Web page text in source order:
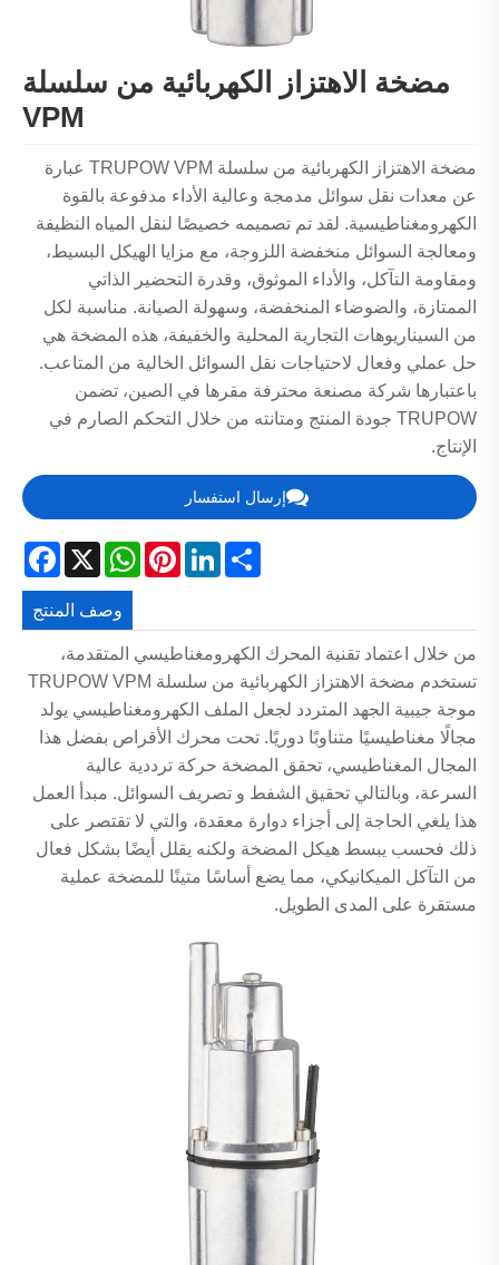
مضخة الاهتزاز الكهربائية من سلسلة
VPM
مضخة الاهتزاز الكهربائية من سلسلة TRUPOW VPM عبارة
عن معدات نقل سوائل مدمجة وعالية الأداء مدفوعة بالقوة
الكهرومغناطيسية. لقد تم تصميمه خصيصًا لنقل المياه النظيفة
ومعالجة السوائل منخفضة اللزوجة، مع مزايا الهيكل البسيط،
ومقاومة التآكل، والأداء الموثوق، وقدرة التحضير الذاتي
الممتازة، والضوضاء المنخفضة، وسهولة الصيانة. مناسبة لكل
من السيناريوهات التجارية المحلية والخفيفة، هذه المضخة هي
حل عملي وفعال لاحتياجات نقل السوائل الخالية من المتاعب.
باعتبارها شركة مصنعة محترفة مقرها في الصين، تضمن
TRUPOW جودة المنتج ومتانته من خلال التحكم الصارم في
الإنتاج.
إرسال استفسار
X
WhatsAppPinterestLinkedInShare
وصف المنتج
من خلال اعتماد تقنية المحرك الكهرومغناطيسي المتقدمة،
تستخدم مضخة الاهتزاز الكهربائية من سلسلة TRUPOW VPM
موجة جيبية الجهد المتردد لجعل الملف الكهرومغناطيسي يولد
مجالًا مغناطيسيًا متناوبًا دوريًا. تحت محرك الأقراص بفضل هذا
المجال المغناطيسي، تحقق المضخة حركة ترددية عالية
السرعة، وبالتالي تحقيق الشفط و تصريف السوائل. مبدأ العمل
هذا يلغي الحاجة إلى أجزاء دوارة معقدة، والتي لا تقتصر على
ذلك فحسب يبسط هيكل المضخة ولكنه يقلل أيضًا بشكل فعال
من التآكل الميكانيكي، مما يضع أساسًا متينًا للمضخة عملية
مستقرة على المدى الطويل.